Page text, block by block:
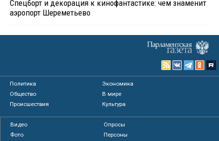
Спецборт и декорация к кинофантастике: чем знаменит
аэропорт Шереметьево
Политика
Экономика
Общество
В мире
Происшествия
Культура
Видео
Опросы
Фото
Персоны